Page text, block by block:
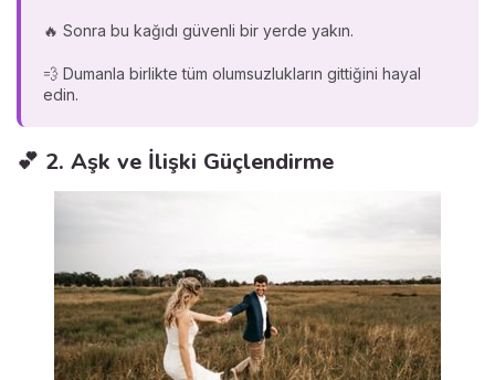
🔥 Sonra bu kağıdı güvenli bir yerde yakın.
💨 Dumanla birlikte tüm olumsuzlukların gittiğini hayal
edin.
💕 2. Aşk ve İlişki Güçlendirme